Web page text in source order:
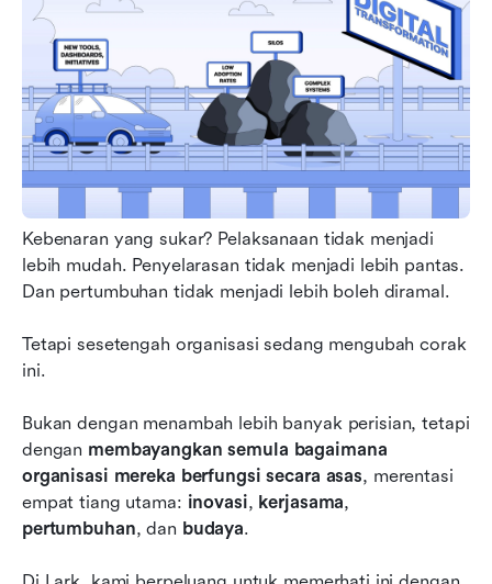
Kebenaran yang sukar? Pelaksanaan tidak menjadi
lebih mudah. Penyelarasan tidak menjadi lebih pantas.
Dan pertumbuhan tidak menjadi lebih boleh diramal.
Tetapi sesetengah organisasi sedang mengubah corak
ini.
Bukan dengan menambah lebih banyak perisian, tetapi
dengan membayangkan semula bagaimana
organisasi mereka berfungsi secara asas, merentasi
empat tiang utama: inovasi, kerjasama
pertumbuhan, dan budaya.